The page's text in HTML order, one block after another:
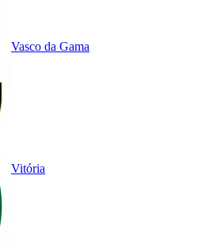
Vasco da Gama
Vitória